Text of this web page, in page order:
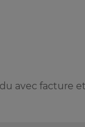
avec facture